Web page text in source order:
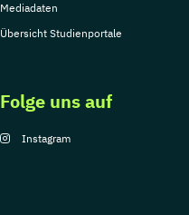
Mediadaten
Übersicht Studienportale
Folge uns auf
Instagram